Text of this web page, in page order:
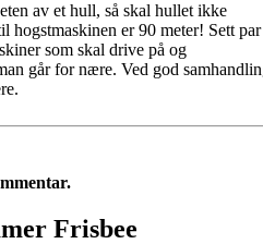
av et hull, så skal hullet ikke
hogstmaskinen er 90 meter! Sett par
som skal drive på og
går for nære. Ved god
Frisbee